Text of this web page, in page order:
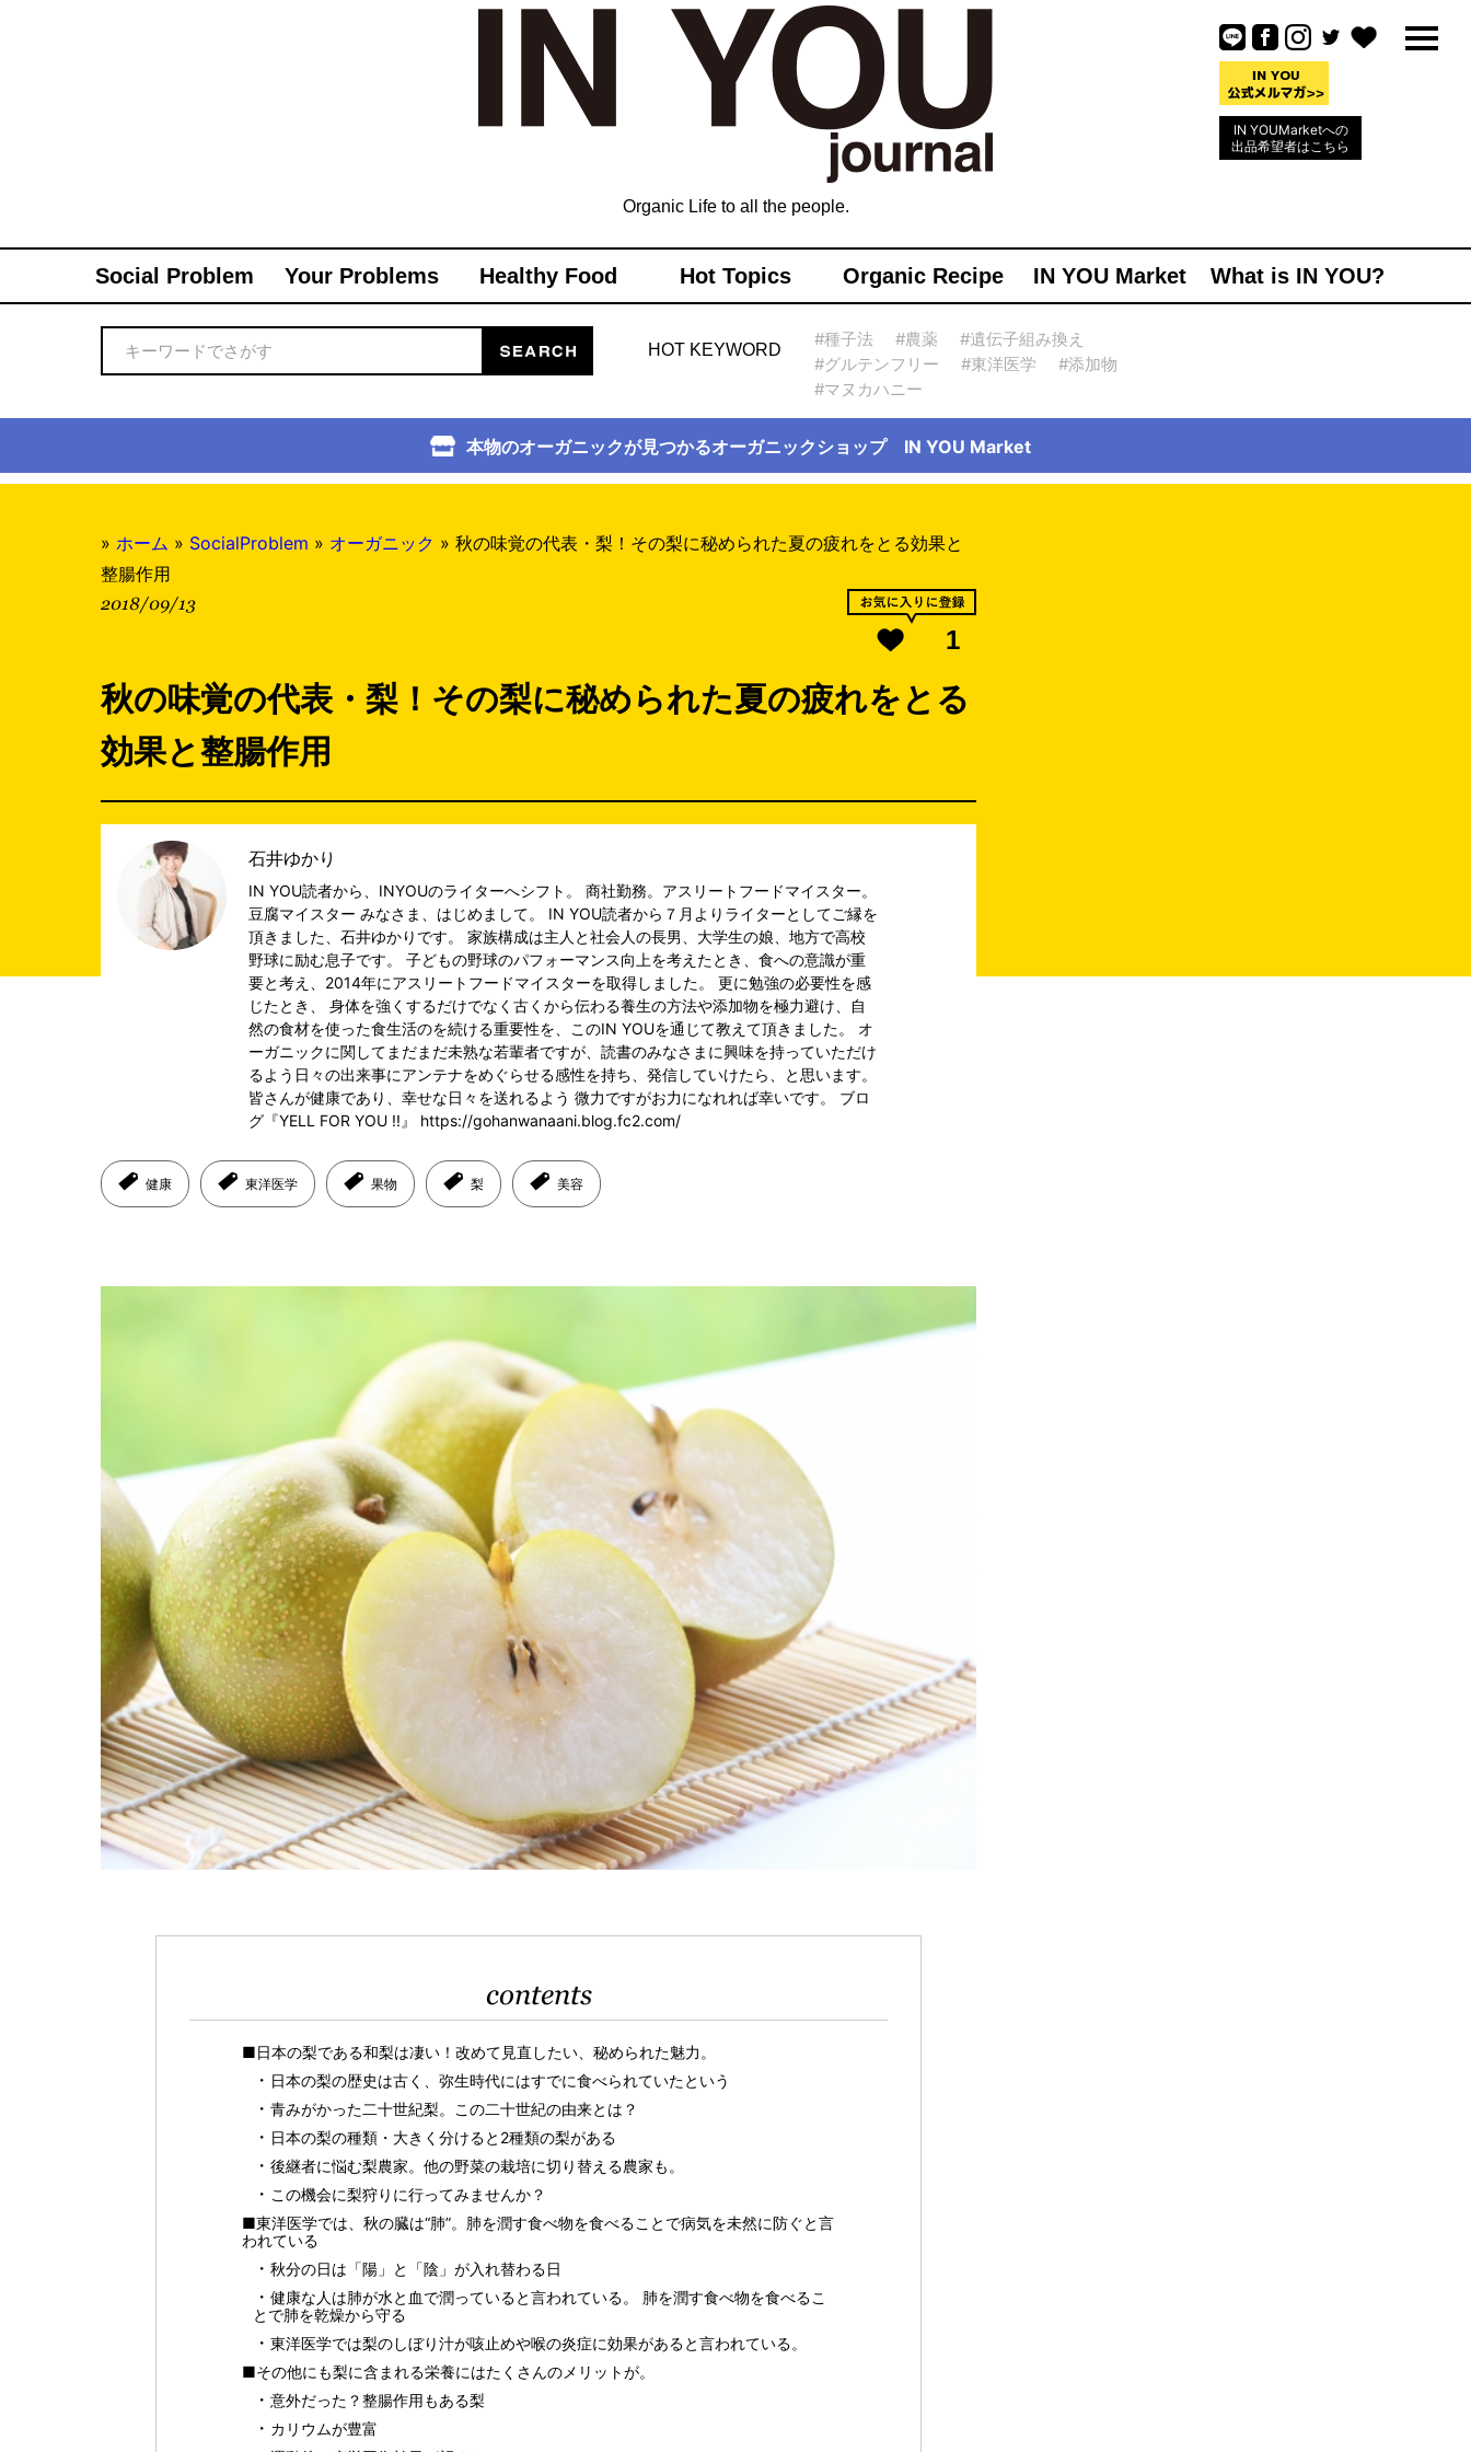
IN YOUMarketへの
出品希望者はこちら
Organic Life to all the people.
Social Problem Your Problems Healthy Food Hot Topics Organic Recipe IN YOU Market What is IN YOU?
HOT KEYWORD
#種子法 #農薬
#遺伝子組み換え
#グルテンフリー
#東洋医学
#添加物
#マヌカハニー
本物のオーガニックが見つかるオーガニックショップ IN YOU Market
» ホーム » SocialProblem » オーガニック » 秋の味覚の代表・梨！その梨に秘められた夏の疲れをとる効果と
整腸作用
2018/09/13
1
秋の味覚の代表・梨！その梨に秘められた夏の疲れをとる
効果と整腸作用
石井ゆかり
IN YOU読者から、INYOUのライターへシフト。 商社勤務。アスリートフードマイスター。
豆腐マイスター みなさま、はじめまして。 IN YOU読者から７月よりライターとしてご縁を
頂きました、石井ゆかりです。 家族構成は主人と社会人の長男、大学生の娘、地方で高校
野球に励む息子です。 子どもの野球のパフォーマンス向上を考えたとき、食への意識が重
要と考え、2014年にアスリートフードマイスターを取得しました。 更に勉強の必要性を感
じたとき、 身体を強くするだけでなく古くから伝わる養生の方法や添加物を極力避け、自
然の食材を使った食生活のを続ける重要性を、このIN YOUを通じて教えて頂きました。 オ
ーガニックに関してまだまだ未熟な若輩者ですが、読書のみなさまに興味を持っていただけ
るよう日々の出来事にアンテナをめぐらせる感性を持ち、発信していけたら、と思います。
皆さんが健康であり、幸せな日々を送れるよう 微力ですがお力になれれば幸いです。 ブロ
グ『YELL FOR YOU !!』 https://gohanwanaani.blog.fc2.com/
健康 東洋医学 果物 梨 美容
contents
■日本の梨である和梨は凄い！改めて見直したい、秘められた魅力。
日本の梨の歴史は古く、弥生時代にはすでに食べられていたという
青みがかった二十世紀梨。この二十世紀の由来とは？
日本の梨の種類・大きく分けると2種類の梨がある
後継者に悩む梨農家。他の野菜の栽培に切り替える農家も。
この機会に梨狩りに行ってみませんか？
■東洋医学では、秋の臓は“肺”。肺を潤す食べ物を食べることで病気を未然に防ぐと言
われている
秋分の日は「陽」と「陰」が入れ替わる日
健康な人は肺が水と血で潤っていると言われている。 肺を潤す食べ物を食べるこ
とで肺を乾燥から守る
東洋医学では梨のしぼり汁が咳止めや喉の炎症に効果があると言われている。
■その他にも梨に含まれる栄養にはたくさんのメリットが。
意外だった？整腸作用もある梨
カリウムが豊富